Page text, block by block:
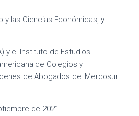
y las Ciencias Económicas, y
y el Instituto de Estudios
de Colegios y
de Abogados del Mercosur
de 2021.